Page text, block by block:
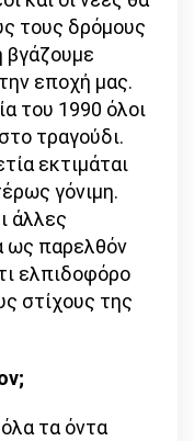
τους δρόμους
βγάζουμε
εποχή μας.
του 1990 όλοι
τραγούδι.
εκτιμάται
γόνιμη.
άλλες
ως παρελθόν
ελπιδοφόρο
στίχους της
τα όντα